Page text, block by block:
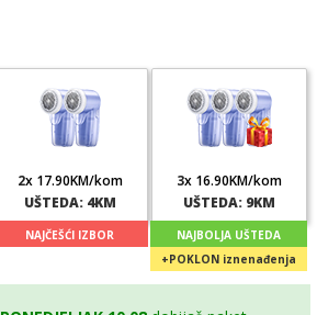
2x 17.90KM/kom
UŠTEDA: 4KM
3x 16.90KM/kom
UŠTEDA: 9KM